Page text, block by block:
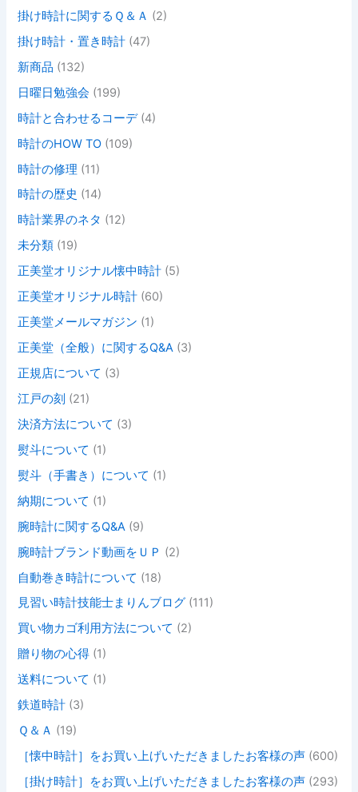
掛け時計に関するＱ＆Ａ (2)
掛け時計・置き時計 (47)
新商品 (132)
日曜日勉強会 (199)
時計と合わせるコーデ(4)
時計のHOW TO (109)
時計の修理 (11)
時計の歴史 (14)
時計業界のネタ (12)
未分類 (19)
正美堂オリジナル懐中時計 (5)
正美堂オリジナル時計 (60)
正美堂メールマガジン (1)
正美堂（全般）に関するQ&A (3)
正規店について (3)
江戸の刻 (21)
決済方法について (3)
熨斗について (1)
熨斗（手書き）について (1)
納期について (1)
腕時計に関するQ&A (9)
腕時計ブランド動画をＵＰ (2)
自動巻き時計について (18)
見習い時計技能士まりんブログ (111)
買い物カゴ利用方法について (2)
贈り物の心得 (1)
送料について (1)
鉄道時計 (3)
Ｑ＆Ａ (19)
［懐中時計］をお買い上げいただきましたお客様の声 (600)
［掛け時計］をお買い上げいただきましたお客様の声 (293)